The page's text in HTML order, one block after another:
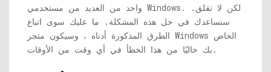
واحد من العديد من مستخدمي Windows. لكن لا تقلق.
سنساعدك في حل هذه المشكلة. ما عليك سوى اتباع
الطرق المذكورة أدناه ، وسيكون متجر Windows الخاص
بك خاليًا من هذا الخطأ في أي وقت من الأوقات.